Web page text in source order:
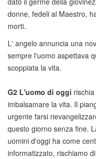
donne, fedeli al Maestro,
morti.
L' angelo annuncia una
sempre l'uomo aspettava
scoppiata la vita.
G2 L'uomo di oggi
imbalsamare la vita. Il
urgente farsi
questo giorno senza fine.
uomini d'oggi ha come
informatizzato, rischiamo